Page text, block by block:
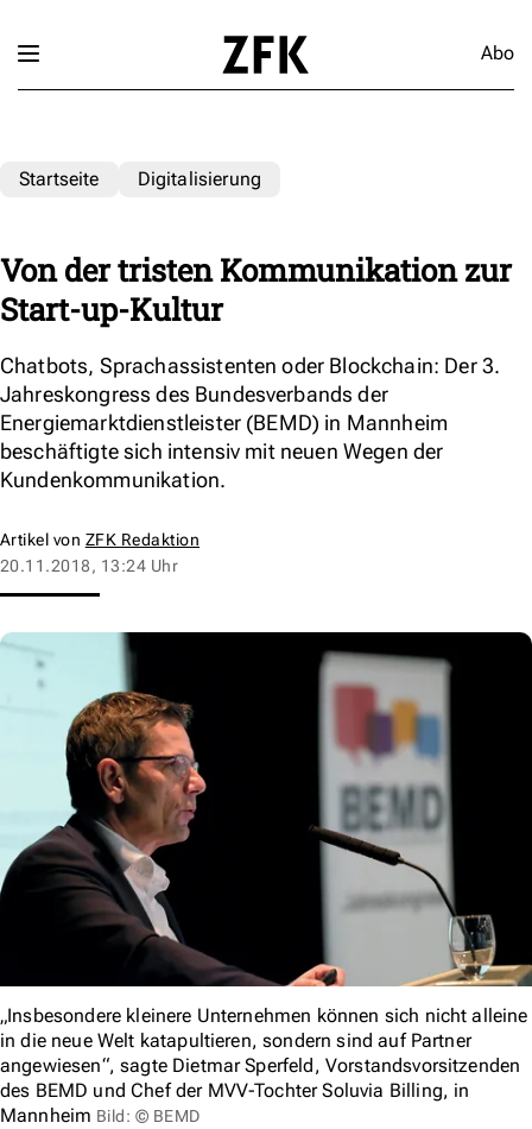
Abo
Startseite Digitalisierung
Von der tristen Kommunikation zur
Start-up-Kultur
Chatbots, Sprachassistenten oder Blockchain: Der 3.
Jahreskongress des Bundesverbands der
Energiemarktdienstleister (BEMD) in Mannheim
beschäftigte sich intensiv mit neuen Wegen der
Kundenkommunikation.
Artikel von ZFK Redaktion
20.11.2018, 13:24 Uhr
„Insbesondere kleinere Unternehmen können sich nicht alleine
in die neue Welt katapultieren, sondern sind auf Partner
angewiesen“, sagte Dietmar Sperfeld, Vorstandsvorsitzenden
des BEMD und Chef der MVV-Tochter Soluvia Billing, in
Mannheim Bild: © BEMD